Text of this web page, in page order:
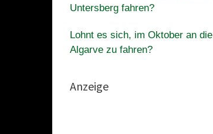
Untersberg fahren?
Lohnt es sich, im Oktober an die
Algarve zu fahren?
Anzeige